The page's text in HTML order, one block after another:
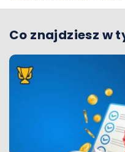
Co znajdziesz w